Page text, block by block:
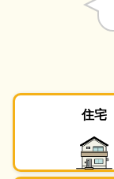
住宅